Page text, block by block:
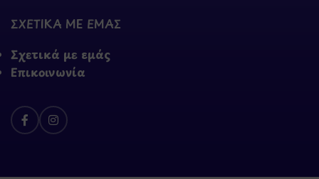
ΣΧΕΤΙΚΑ ΜΕ ΕΜΑΣ
Σχετικά με εμάς
Επικοινωνία